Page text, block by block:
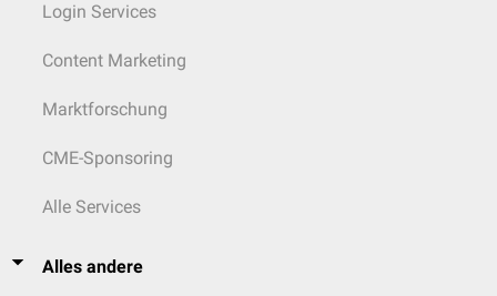
Login Services
Content Marketing
Marktforschung
CME-Sponsoring
Alle Services
Alles andere